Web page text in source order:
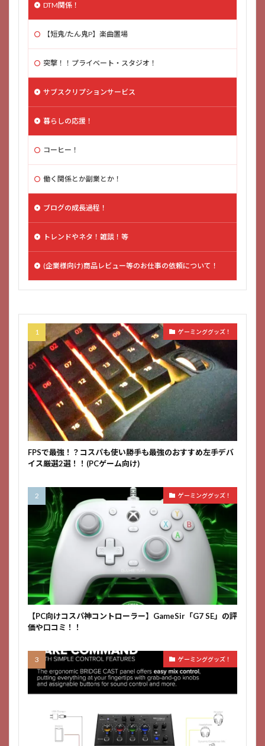
DTM関係！
【短鬼/たん鬼P】楽曲置場
突撃！！プライベート・スタジオ！
サブスクリプションサービス
暮らしの応援！
コーヒー！
働く関係とか副業とか！
ブログの成長過程！
トレンドやネタ！雑談！等
(企業様向け)商品レビュー等のお仕事の依頼について！
ゲーミンググッズ！
FPSで最強！？コスパも使い勝手も最強のおすすめ左手デバ
イス厳選2選！！(PCゲーム向け)
ゲーミンググッズ！
【PC向けコスパ神コントローラー】GameSir「G7 SE」の評
価や口コミ！！
ゲーミンググッズ！